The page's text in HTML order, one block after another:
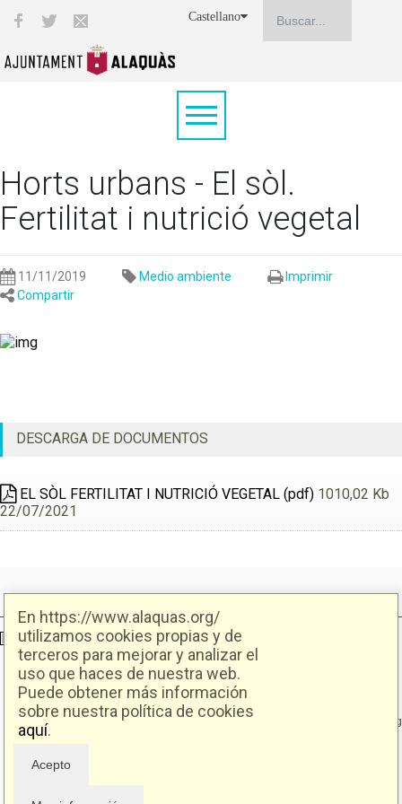
En https://www.alaquas.org/
utilizamos cookies propias y de
terceros para mejorar y analizar el
uso que haces de nuestra web.
Puede obtener más información
sobre nuestra política de cookies
aquí.
Castellano
Horts urbans - El sòl.
Fertilitat i nutrició vegetal
11/11/2019 Medio ambiente
Imprimir
Compartir
DESCARGA DE DOCUMENTOS
EL SÒL FERTILITAT I NUTRICIÓ VEGETAL (pdf) 1010,02 Kb
22/07/2021
Ajuntament d'Alaquàs Creative Commons
Ajuntament d'Alaquàs.
C/. Major 88. CP: 46970 Alaquàs.dir3: L01460057
Tel.: 96 151 94 00 | FAX: 96 151 94 03 | info@alaquas.org